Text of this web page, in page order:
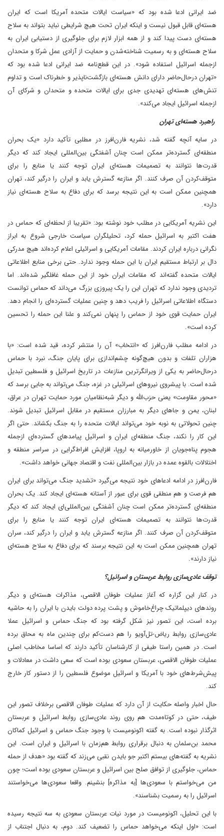
ضد ایرانی ادعا شده بود که «سیاست ایالات متحده آمریکا است که ایران
هسته‌ای قابل قبول نیست و اینکه ایران تحت هیچ شرایطی نباید بتواند به سلاح
هسته‌ای دست پیدا کند و از همه ابزار لازم برای جلوگیری از دستیابی ایران به
سلاح هسته‌ای و به رسمیت شناخته‌شدن و حمایت از آزادی عمل شرکا و متحدان
از‌جمله اسرائیل استفاده شود». در این قطع‌نامه ضد ایرانی ادعا شده بود که
«تهران در‌حال‌حاضر دارای دانش هسته‌ای بازگشت‌ناپذیر و خطرناک است و تداوم
تنش‌های هسته‌ای تهدیدی جدی برای ایالات متحده و متحدان و شرکای آن
از‌جمله اسرائیل ایجاد می‌کند».
راهبرد هسته‌ای تهران
در سایه آنچه گفته شد، نشریه فارن‌افرز در مطلبی تأکید دارد «یک بحران
منطقه‌ای گسترده‌تر ممکن است چنان آشفتگی بین‌المللی ایجاد کند که دیگر
قدرت‌ها نتوانند به تصمیمات هسته‌ای ایران توجه کنند یا منابع را برای
متوقف‌کردن آن صرف کنند. اگر منازعه گسترش یابد و ایران را درگیر کند، تهران
همچنین ممکن است به این نتیجه برسد که برای دفاع به سلاح هسته‌ای نیاز
دارد».
این نشریه آمریکایی در مطلب خود نوشته بود: «تقریبا از لحظه‌ای که حماس در
هفت اکتبر به اسرائیل حمله کرد، تحلیلگران سیاست خارجی شروع به ابراز
نگرانی درباره ایران کردند. مقامات آمریکایی و اسرائیلی اعلام کرده‌اند هیچ مدرکی
دال بر ارتباط مستقیم ایران با این حمله وجود ندارد. حتی برخی منابع اطلاعاتی
ایالات متحده گفته‌اند که مقامات ایران خود از این حمله غافلگیر شده‌اند. اما
تردیدی وجود ندارد که تهران این را یک پیروزی بزرگ می‌داند که حماس توانست
دستگاه اطلاعاتی اسرائیل را فریب دهد و چنین عملیات گسترده‌ای را انجام دهد.
ایران حمایت قوی خود از حماس را پنهان نمی‌کند و علنا این حمله را تحسین
کرده است».
در ادامه مطلب فارن‌افرز که «انتخاب» آن را منتشر کرده، قید شده است: «با
هزاران تلفات و بدون هیچ‌گونه چشم‌اندازی برای پایان جنگ، نبرد با حماس
درحال‌حاضر به یکی از ویرانگرترین منازعات در تاریخ اسرائیل و فلسطین تبدیل
شده است. با پیشروی نیرو‌های اسرائیلی در غزه، جنگ می‌تواند به جایی برسد که
«محور مقاومت» یعنی حزب‌الله و دیگر شبه‌نظامیان مورد ‌حمایت تهران در عراق،
لبنان، یمن و جا‌های دیگر به مبارزان مستقیم در مقابل اسرائیل تبدیل شوند.
چنین تحولاتی به نوبه خود می‌تواند ایالات متحده را به جنگ بکشاند. حتی اگر
این کار را نکند، جنگ منطقه‌ای ایران و اسرائیل پیامد‌های گسترده‌ای از‌جمله
هجوم پناه‌جویان از خاورمیانه به اروپا، افزایش افراط‌گرایی در سراسر منطقه و
اختلالات بالقوه عمده در بازار بین‌المللی نفت و اقتصاد جهانی خواهد داشت».
فارن‌افرز در ادامه ادعاهای خود نتیجه می‌گیرد «تشدید جنگ می‌تواند برای ایران
هم فرصت و هم منطقی قوی برای عبور از آستانه هسته‌ای ایجاد کند. یک بحران
منطقه‌ای گسترده‌تر ممکن است چنان آشفتگی بین‌المللی‌ای ایجاد کند که دیگر
قدرت‌ها نتوانند به تصمیمات هسته‌ای ایران توجه کنند یا منابع را برای
متوقف‌کردن آن صرف کنند. اگر منازعه گسترش یابد و ایران را درگیر کند، سران
تهران همچنین ممکن است به این نتیجه برسند که برای دفاع به سلاح هسته‌ای
نیاز دارند».
توقف عادی‌سازی روابط عربستان و اسرائیل؟
در کنار این گزاره که آغاز عملیات طوفان الاقصی، مذاکرات هسته‌ای و دیگر
روندهای دیپلماتیک چراغ‌خاموش و پشت پرده دولت بایدن با ایران را به حاشیه
برده است، این تصور نیز شکل گرفته بود که جنگ حماس و اسرائیل عملا
عادی‌سازی روابط ریاض‌-‌تل‌‌آویو را هم دست‌کم برای چندین ماه به محاق برده
است. در همین راستا طیفی از کارشناسان تأکید دارند که اساسا مخاطب اصلی
عملیات طوفان الاقصی، عربستان سعودی بوده است که سعی داشت در معادلات و
پیش‌شرط‌های خود با آمریکا و اسرائیل موضوع فلسطین را از دستور کار خارج
کند.
حال اخبار واصله حکایت از آن دارد که عملیات طوفان الاقصی بر‌خلاف تصور این
طیف، حتی در کوتاه‌مدت هم روی روند عادی‌سازی روابط اسرائیل و عربستان
اثرگذار نبوده است. به گفته اکونومیست با وجود جنگ حماس و اسرائیل کماکان
محمد بن‌سلمان به دنبال برقراری روابط هم‌زمان با اسرائیل و ایران است. این
نشریه به گفته‌های بیستم اکتبر جو بایدن نقبی می‌زند که گفته بود «هدف از حمله
حماس، جلوگیری از توافق صلح بین اسرائیل و عربستان سعودی بوده است؛ چون
من می‌خواستم با سعودی‌ها [به مذاکره] بنشینم. واقعا سعودی‌ها می‌خواستند
اسرائیل را به رسمیت بشناسند».
با این تحلیل، اکونومیست در مورد نیات عربستان سعودی به سه نتیجه رسیده
است: «اول اینکه می‌خواهد حماس را تضعیف کند. دوم، به دنبال اجتناب از